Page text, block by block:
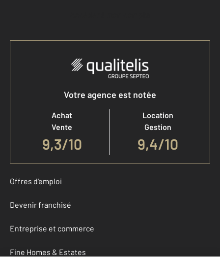
Accéder à mon compte
Votre agence est notée
Achat
Vente
9,3/10
Location
Gestion
9,4/10
Offres d'emploi
Devenir franchisé
Entreprise et commerce
Fine Homes & Estates